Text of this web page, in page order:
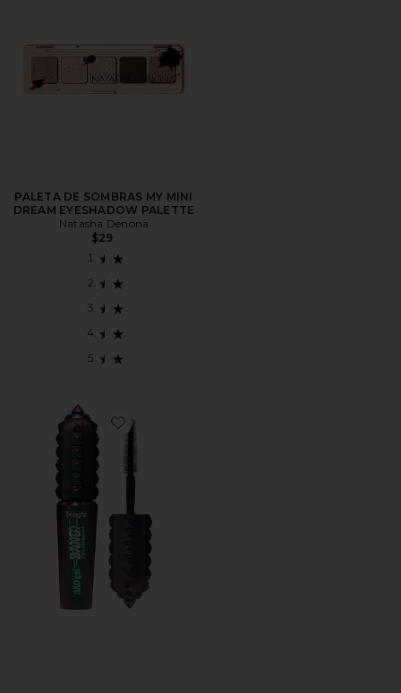
PALETA DE SOMBRAS MY MINI
DREAM EYESHADOW PALETTE
Natasha Denona
$29
Favorite MÁSCARA DE CÍLIOS MINI À PROVA